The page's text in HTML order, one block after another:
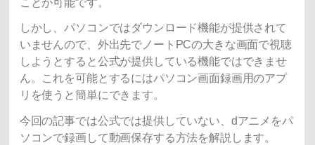
しかし、パソコンではダウンロード機能が提供されて
いませんので、外出先でノートPCの大きな画面で視聴
しようとすると公式が提供している機能ではできませ
ん。これを可能とするにはパソコン画面録画用のアプ
リを使うと簡単にできます。
今回の記事では公式では提供していない、dアニメをパ
ソコンで録画して動画保存する方法を解説します。